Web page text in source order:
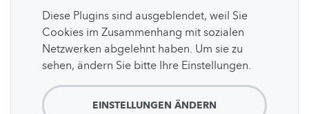
Diese Plugins sind ausgeblendet, weil Sie
Cookies im Zusammenhang mit sozialen
Netzwerken abgelehnt haben. Um sie zu
sehen, ändern Sie bitte Ihre Einstellungen.
EINSTELLUNGEN ÄNDERN